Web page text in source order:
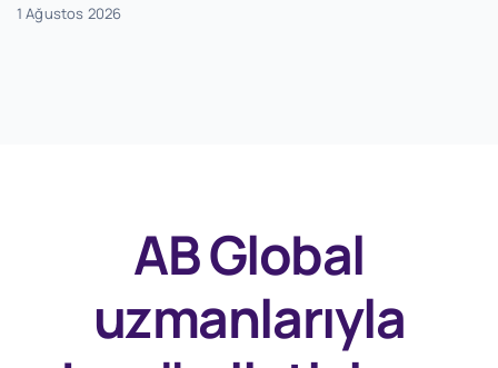
1 Ağustos 2026
AB Global
uzmanlarıyla